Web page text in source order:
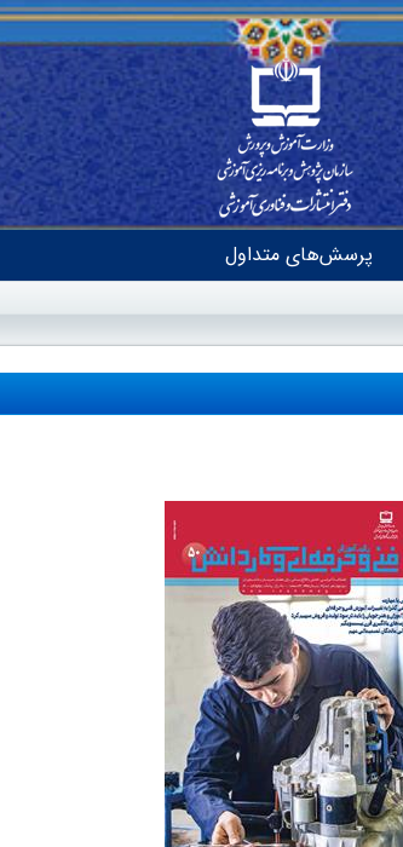
پرسش‌های متداول